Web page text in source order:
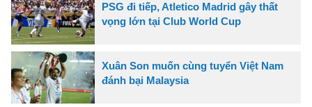
PSG đi tiếp, Atletico Madrid gây thất
vọng lớn tại Club World Cup
Xuân Son muốn cùng tuyển Việt Nam
đánh bại Malaysia